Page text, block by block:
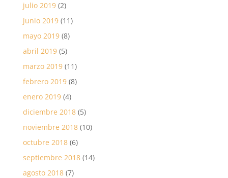
julio 2019(2)
junio 2019(11)
mayo 2019(8)
abril 2019(5)
marzo 2019(11)
febrero 2019(8)
enero 2019(4)
diciembre 2018(5)
noviembre 2018(10)
octubre 2018(6)
septiembre 2018(14)
agosto 2018(7)